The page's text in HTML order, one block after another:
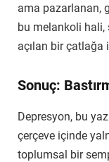
ama pazarlanan,
bu melankoli
açılan bir çatlağa
Sonuç:
Depresyon, bu
çerçeve içinde
toplumsal bir